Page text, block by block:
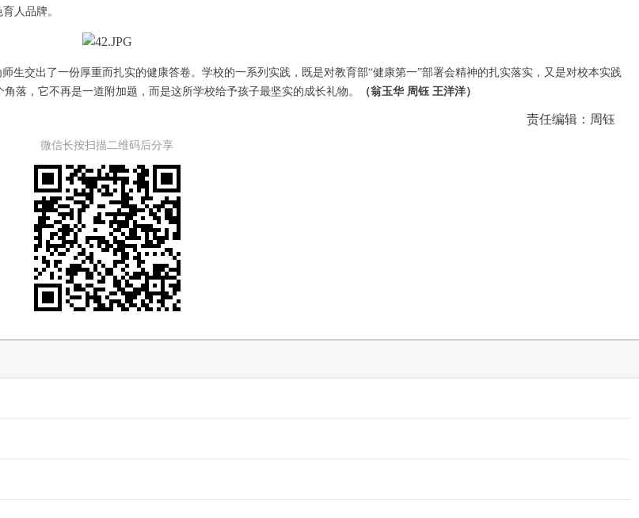
人品牌。
生交出了一份厚重而扎实的健康答卷。学校的一系列实践，既是对教育部“健康第一”部署会精神的扎实落实，又是对校本实践
落，它不再是一道附加题，而是这所学校给予孩子最坚实的成长礼物。
（翁玉华 周钰 王洋洋）
责任编辑：周钰
微信长按扫描二维码后分享